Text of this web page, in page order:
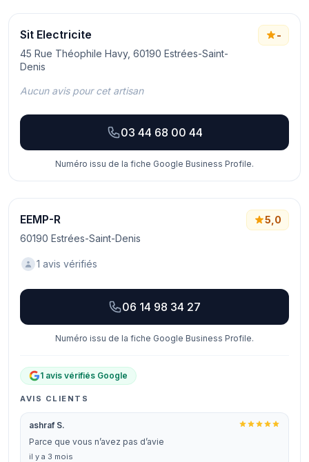
Sit Electricite
45 Rue Théophile Havy, 60190 Estrées-Saint-
Denis
-
Aucun avis pour cet artisan
03 44 68 00 44
Numéro issu de la fiche Google Business Profile.
EEMP-R
60190 Estrées-Saint-Denis
5,0
1 avis vérifiés
06 14 98 34 27
Numéro issu de la fiche Google Business Profile.
1 avis vérifiés Google
AVIS CLIENTS
ashraf S.
Parce que vous n’avez pas d’avie
il y a 3 mois